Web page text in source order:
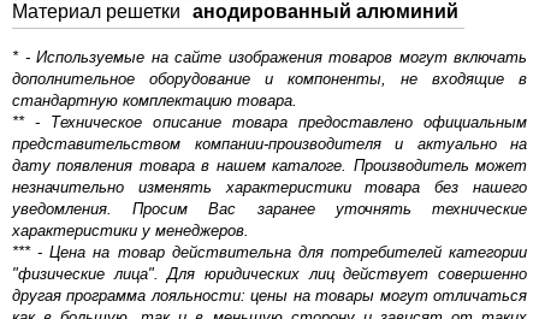
Материал решетки
aнодированный алюминий
* - Используемые на сайте изображения товаров могут включать
дополнительное оборудование и компоненты, не входящие в
стандартную комплектацию товара.
** - Техническое описание товара предоставлено официальным
представительством компании-производителя и актуально на
дату появления товара в нашем каталоге. Производитель может
незначительно изменять характеристики товара без нашего
уведомления. Просим Вас заранее уточнять технические
характеристики у менеджеров.
*** - Цена на товар действительна для потребителей категории
"физические лица". Для юридических лиц действует совершенно
другая программа лояльности: цены на товары могут отличаться